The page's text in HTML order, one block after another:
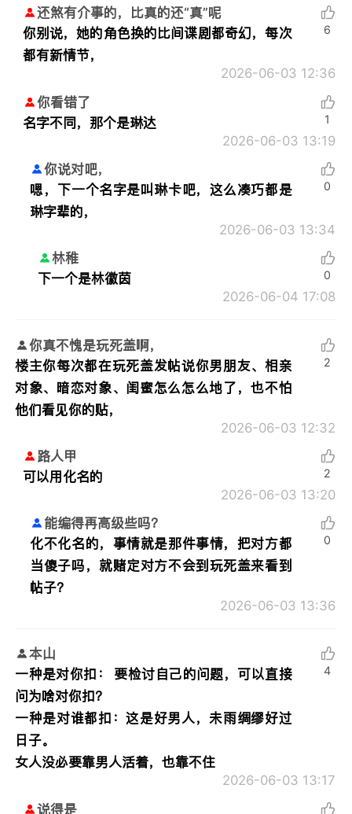
还煞有介事的，比真的还“真”呢
你别说，她的角色换的比间谍剧都奇幻，每次
都有新情节，
2026-06-03 12:36
6
你看错了
名字不同，那个是琳达
2026-06-03 13:19
1
你说对吧，
嗯，下一个名字是叫琳卡吧，这么凑巧都是
琳字辈的，
2026-06-03 13:34
0
林稚
下一个是林徽茵
2026-06-04 17:08
0
你真不愧是玩死盖啊，
楼主你每次都在玩死盖发帖说你男朋友、相亲
对象、暗恋对象、闺蜜怎么怎么地了，也不怕
他们看见你的贴，
2026-06-03 12:32
2
路人甲
可以用化名的
2026-06-03 13:20
2
能编得再高级些吗？
化不化名的，事情就是那件事情，把对方都
当傻子吗，就赌定对方不会到玩死盖来看到
帖子？
2026-06-03 13:36
0
本山
一种是对你扣： 要检讨自己的问题，可以直接
问为啥对你扣？
一种是对谁都扣：这是好男人，未雨绸缪好过
日子。
女人没必要靠男人活着，也靠不住
2026-06-03 13:17
4
说得是